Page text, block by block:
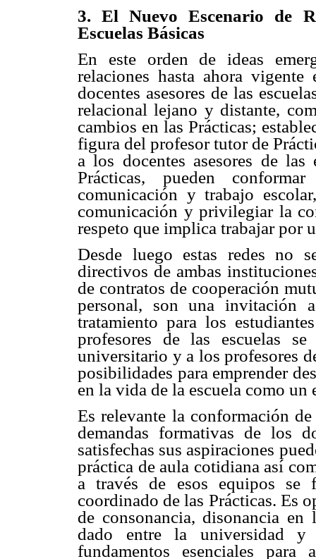
3. El Nuevo Escenario de
Escuelas Básicas
En este orden de ideas
relaciones hasta ahora
docentes asesores de las
relacional lejano y distante,
cambios en las Prácticas;
figura del profesor tutor de
a los docentes asesores de
Prácticas, pueden
comunicación y trabajo
comunicación y privilegiar la
respeto que implica trabajar por
Desde luego estas redes no
directivos de ambas
de contratos de cooperación
personal, son una invitación
tratamiento para los
profesores de las escuelas
universitario y a los profesores
posibilidades para emprender
en la vida de la escuela como un
Es relevante la conformación
demandas formativas de los
satisfechas sus aspiraciones
práctica de aula cotidiana así
a través de esos equipos se
coordinado de las Prácticas. Es
de consonancia, disonancia en
dado entre la universidad y
fundamentos esenciales para